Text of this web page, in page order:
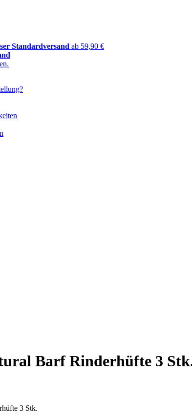
Standardversand ab 59,90 €
Barf Rinderhüfte 3
3 Stk.